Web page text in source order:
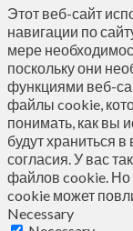
Этот веб-сайт
навигации по
мере
поскольку они
функциями веб-
файлы cookie,
понимать, как вы
будут храниться
согласия. У вас
файлов cookie. Но
cookie может
Necessary